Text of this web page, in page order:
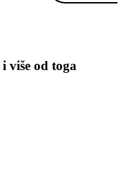
i više od toga